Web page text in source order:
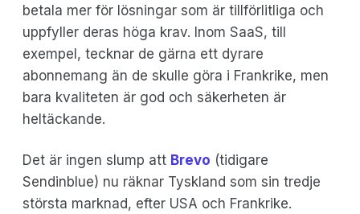
betala mer för lösningar som är tillförlitliga och
uppfyller deras höga krav. Inom SaaS, till
exempel, tecknar de gärna ett dyrare
abonnemang än de skulle göra i Frankrike, men
bara kvaliteten är god och säkerheten är
heltäckande.
Det är ingen slump att Brevo (tidigare
Sendinblue) nu räknar Tyskland som sin tredje
största marknad, efter USA och Frankrike.